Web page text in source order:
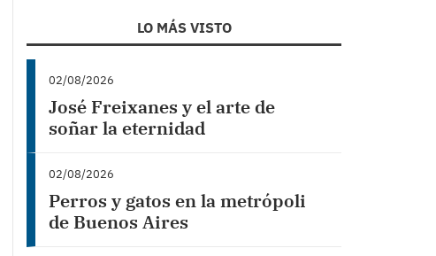
LO MÁS VISTO
02/08/2026
José Freixanes y el arte de
soñar la eternidad
02/08/2026
Perros y gatos en la metrópoli
de Buenos Aires